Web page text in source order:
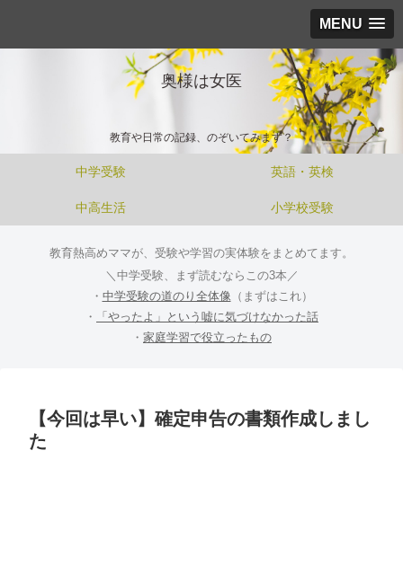
MENU
奥様は女医
教育や日常の記録、のぞいてみます？
中学受験 英語・英検
中高生活 小学校受験
教育熱高めママが、受験や学習の実体験をまとめてます。
＼中学受験、まず読むならこの3本／
・ 中学受験の道のり全体像 （まずはこれ）
・
「やったよ」という嘘に気づけなかった話
・ 家庭学習で役立ったもの
【今回は早い】確定申告の書類作成しまし
た